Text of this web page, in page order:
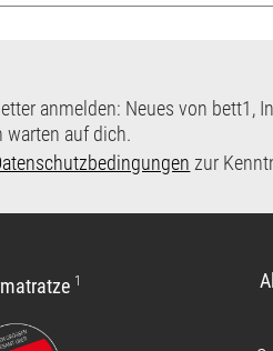
anmelden: Neues von bett1,
warten auf dich.
zur
1